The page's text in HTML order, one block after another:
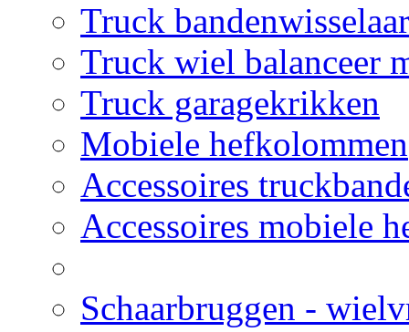
Truck
Truck wiel balanceer
Truck garagekrikken
Mobiele hefkolommen
Accessoires
Accessoires mobiele
Schaarbruggen -